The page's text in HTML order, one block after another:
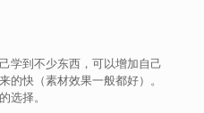
学到不少东西，可以增加自己
的快（素材效果一般都好）。
选择。